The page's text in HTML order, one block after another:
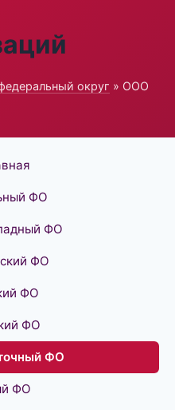
округ » ООО
ФО
ФО
ФО
ФО
ФО
ФО
ФО